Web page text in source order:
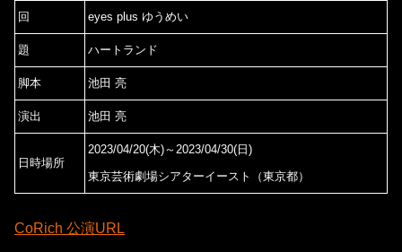
回 eyes plus ゆうめい
題 ハートランド
脚本 池田 亮
演出 池田 亮
日時場所
2023/04/20(木)～2023/04/30(日)
東京芸術劇場シアターイースト（東京都）
CoRich 公演URL